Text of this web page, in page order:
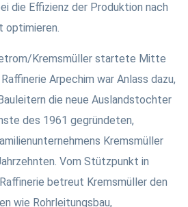
die Effizienz der Produktion nach
optimieren.
Kremsmüller startete Mitte
Arpechim war Anlass dazu,
die neue Auslandstochter
des 1961 gegründeten,
Kremsmüller
Vom Stützpunkt in
betreut Kremsmüller den
wie Rohrleitungsbau,